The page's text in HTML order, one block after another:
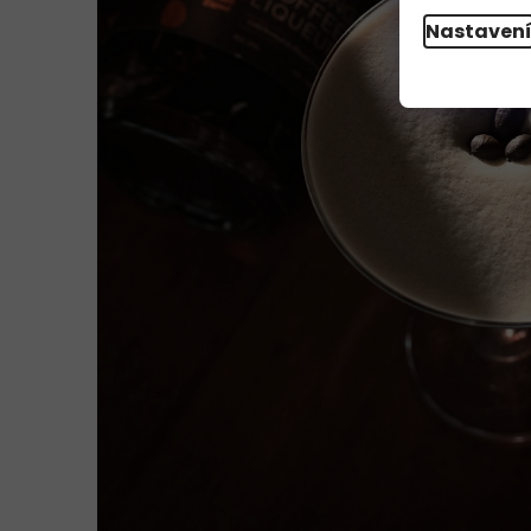
Nastavení